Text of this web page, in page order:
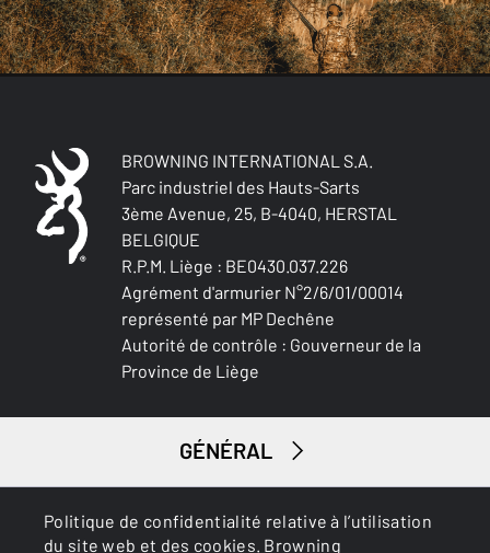
Politique de confidentialité relative à l’utilisation
du site web et des cookies. Browning
BROWNING INTERNATIONAL S.A.
Parc industriel des Hauts-Sarts
3ème Avenue, 25, B-4040, HERSTAL
BELGIQUE
R.P.M. Liège : BE0430.037.226
Agrément d'armurier N°2/6/01/00014
représenté par MP Dechêne
Autorité de contrôle : Gouverneur de la
Province de Liège
GÉNÉRAL
SERVICES